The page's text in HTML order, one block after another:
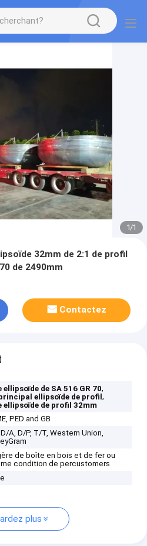
1/1
32mm de 2:1 de profil
de 2490mm
Contactez
ellipsoïde de SA 516 GR 70,
ellipsoïde de profil,
ellipsoïde de profil 32mm
PED and GB
A, D/P, T/T, Western Union,
de boîte en bois et de fer ou
condition de percustomers
plus